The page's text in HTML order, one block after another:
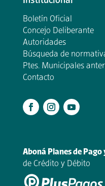
Boletín Oficial
Concejo Deliberante
Autoridades
Búsqueda de
Ptes. Municipales
Contacto
Aboná Planes de Pago
de Crédito y Débito